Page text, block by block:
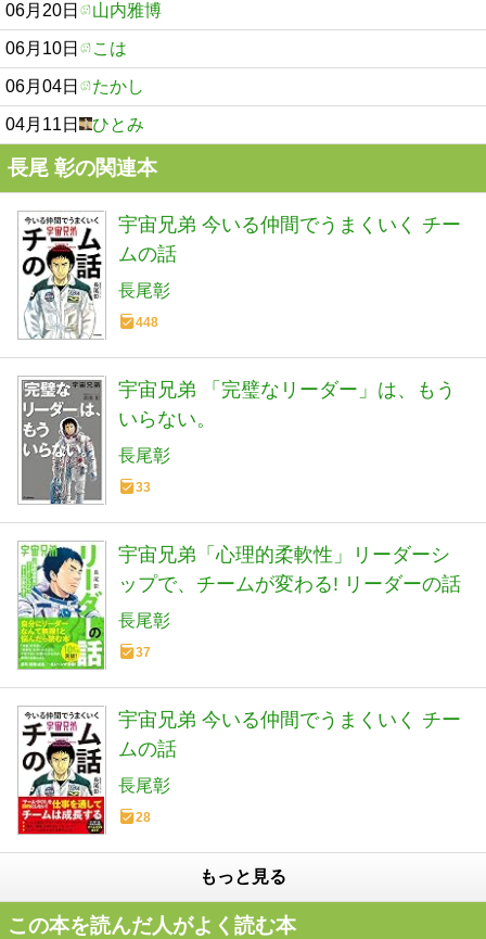
06月20日 山内雅博
06月10日 こは
06月04日 たかし
04月11日 ひとみ
長尾 彰の関連本
宇宙兄弟 今いる仲間でうまくいく チー
ムの話
長尾彰
448
宇宙兄弟 「完璧なリーダー」は、もう
いらない。
長尾彰
33
宇宙兄弟「心理的柔軟性」リーダーシ
ップで、チームが変わる! リーダーの話
長尾彰
37
宇宙兄弟 今いる仲間でうまくいく チー
ムの話
長尾彰
28
もっと見る
この本を読んだ人がよく読む本